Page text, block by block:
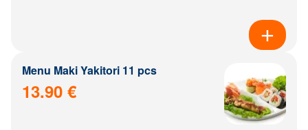
Menu Maki Yakitori 11 pcs
13.90 €